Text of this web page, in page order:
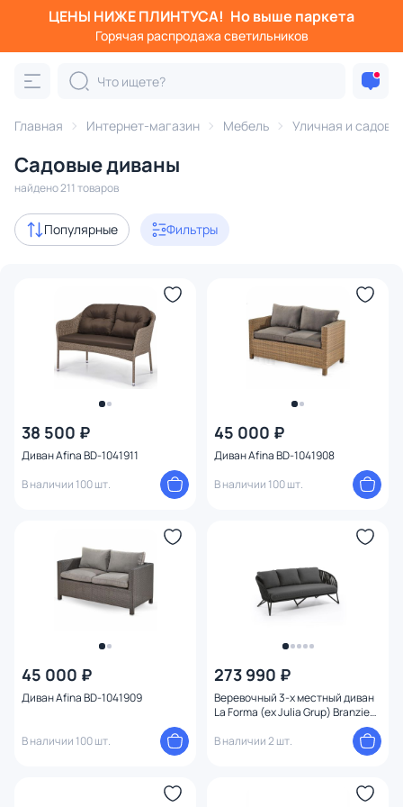
ЦЕНЫ НИЖЕ ПЛИНТУСА! Но выше паркета
Горячая распродажа светильников
Главная Интернет-магазин Мебель Уличная и
Садовые диваны
найдено 211 товаров
Популярные Фильтры
38 500 ₽
Диван Afina BD-1041911
В наличии 100 шт.
45 000 ₽
Диван Afina BD-1041908
В наличии 100 шт.
45 000 ₽
Диван Afina BD-1041909
В наличии 100 шт.
273 990 ₽
Веревочный 3-х местный диван
La Forma (ex Julia Grup) Branzie
В наличии 2 шт.
Фильтры
Категория: Уличная и садовая мебель
кресла скамейки диваны плетеная мебель
Акции 61
В наличии 130
Бренд
Страна
Материал
Тип помещения
Назначение